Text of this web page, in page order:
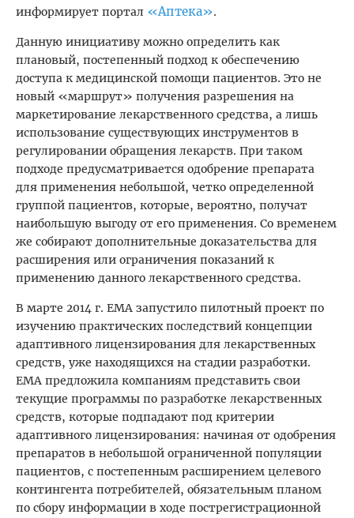
информирует портал «Аптека».
Данную инициативу можно определить как
плановый, постепенный подход к обеспечению
доступа к медицинской помощи пациентов. Это не
новый «маршрут» получения разрешения на
маркетирование лекарственного средства, а лишь
использование существующих инструментов в
регулировании обращения лекарств. При таком
подходе предусматривается одобрение препарата
для применения небольшой, четко определенной
группой пациентов, которые, вероятно, получат
наибольшую выгоду от его применения. Со временем
же собирают дополнительные доказательства для
расширения или ограничения показаний к
применению данного лекарственного средства.
В марте 2014 г. ЕМА запустило пилотный проект по
изучению практических последствий концепции
адаптивного лицензирования для лекарственных
средств, уже находящихся на стадии разработки.
ЕМА предложила компаниям представить свои
текущие программы по разработке лекарственных
средств, которые подпадают под критерии
адаптивного лицензирования: начиная от одобрения
препаратов в небольшой ограниченной популяции
пациентов, с постепенным расширением целевого
контингента потребителей, обязательным планом
по сбору информации в ходе пострегистрационной